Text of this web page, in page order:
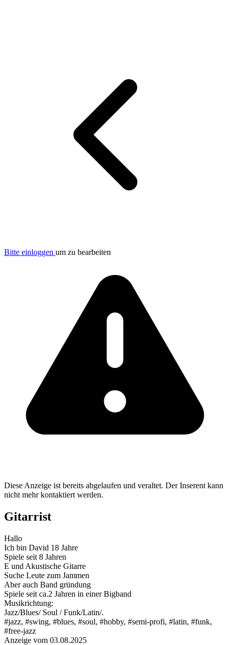
Bitte einloggen um zu bearbeiten
Diese Anzeige ist bereits abgelaufen und veraltet. Der Inserent kann
nicht mehr kontaktiert werden.
Gitarrist
Hallo
Ich bin David 18 Jahre
Spiele seit 8 Jahren
E und Akustische Gitarre
Suche Leute zum Jammen
Aber auch Band gründung
Spiele seit ca.2 Jahren in einer Bigband
Musikrichtung:
Jazz/Blues/ Soul / Funk/Latin/.
#jazz, #swing, #blues, #soul, #hobby, #semi-profi, #latin, #funk,
#free-jazz
Anzeige vom 03.08.2025